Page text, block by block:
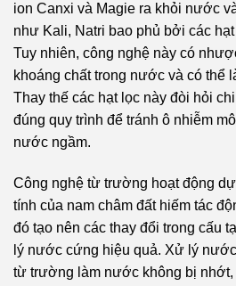
ion Canxi và Magie ra khỏi nước
như Kali, Natri bao phủ bởi các
Tuy nhiên, công nghệ này có
khoáng chất trong nước và có thể
Thay thế các hạt lọc này đòi hỏi
đúng quy trình để tránh ô nhiễm
nước ngầm.
Công nghệ từ trường hoạt động
tính của nam châm đất hiếm tác
đó tạo nên các thay đổi trong cấu
lý nước cứng hiệu quả. Xử lý
từ trường làm nước không bị nhớt,